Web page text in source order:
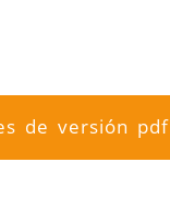
de versión pdf